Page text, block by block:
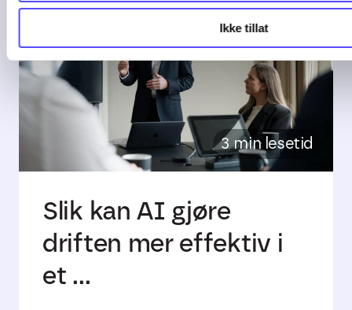
Ikke tillat
3 min lesetid
Slik kan AI gjøre
driften mer effektiv i
et ...